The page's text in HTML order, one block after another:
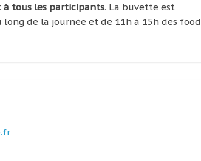
tous les participants. La buvette est
de la journée et de 11h à 15h des food